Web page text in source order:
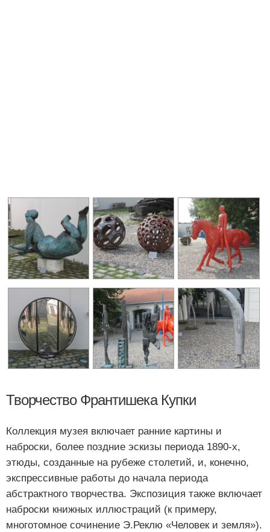
Творчество Франтишека Купки
Коллекция музея включает ранние картины и
наброски, более поздние эскизы периода 1890-х,
этюды, созданные на рубеже столетий, и, конечно,
экспрессивные работы до начала периода
абстрактного творчества. Экспозиция также включает
наброски книжных иллюстраций (к примеру,
многотомное сочинение Э.Реклю «Человек и земля»).